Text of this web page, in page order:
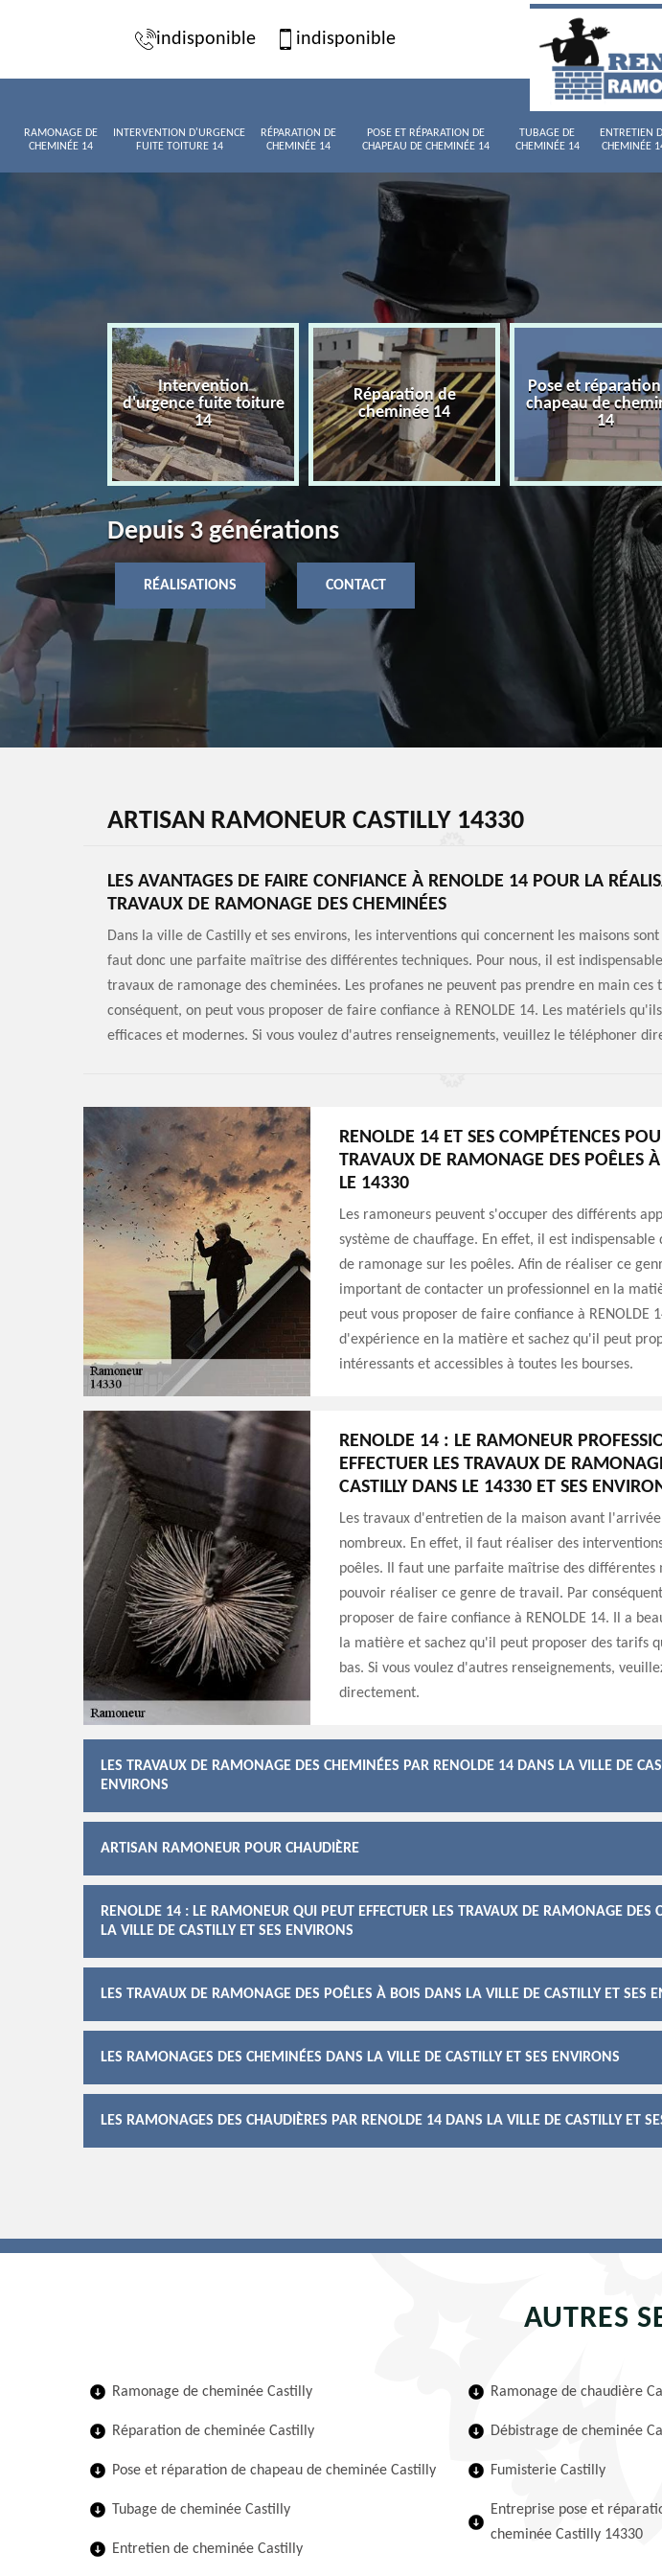
indisponible indisponible
RAMONAGE DE
CHEMINÉE 14
INTERVENTION D'URGENCE
FUITE TOITURE 14
RÉPARATION DE
CHEMINÉE 14
POSE ET RÉPARATION DE
CHAPEAU DE CHEMINÉE 14
TUBAGE DE
CHEMINÉE 14
ENTRETIEN
CHEMINÉE
de
Intervention
d'urgence fuite toiture
14
Réparation de
cheminée 14
Pose et
chapeau de
14
Depuis 3 générations
RÉALISATIONS CONTACT
ARTISAN RAMONEUR CASTILLY 14330
LES AVANTAGES DE FAIRE CONFIANCE À RENOLDE 14 POUR LA
TRAVAUX DE RAMONAGE DES CHEMINÉES
Dans la ville de Castilly et ses environs, les interventions qui concernent les maisons sont
faut donc une parfaite maîtrise des différentes techniques. Pour nous, il est
travaux de ramonage des cheminées. Les profanes ne peuvent pas prendre en main ces
conséquent, on peut vous proposer de faire confiance à RENOLDE 14. Les matériels
efficaces et modernes. Si vous voulez d'autres renseignements, veuillez le téléphoner
RENOLDE 14 ET SES COMPÉTENCES
TRAVAUX DE RAMONAGE DES POÊLES À
LE 14330
Les ramoneurs peuvent s'occuper des différents
système de chauffage. En effet, il est
de ramonage sur les poêles. Afin de réaliser ce
important de contacter un professionnel en la
peut vous proposer de faire confiance à RENOLDE
d'expérience en la matière et sachez qu'il peut
intéressants et accessibles à toutes les bourses.
RENOLDE 14 : LE RAMONEUR
EFFECTUER LES TRAVAUX DE
CASTILLY DANS LE 14330 ET SES
Les travaux d'entretien de la maison avant
nombreux. En effet, il faut réaliser des
poêles. Il faut une parfaite maîtrise des différentes
pouvoir réaliser ce genre de travail. Par
proposer de faire confiance à RENOLDE 14. Il a
la matière et sachez qu'il peut proposer des tarifs
bas. Si vous voulez d'autres renseignements,
directement.
LES TRAVAUX DE RAMONAGE DES CHEMINÉES PAR RENOLDE 14 DANS LA VILLE DE
ENVIRONS
ARTISAN RAMONEUR POUR CHAUDIÈRE
RENOLDE 14 : LE RAMONEUR QUI PEUT EFFECTUER LES TRAVAUX DE RAMONAGE DES
LA VILLE DE CASTILLY ET SES ENVIRONS
LES TRAVAUX DE RAMONAGE DES POÊLES À BOIS DANS LA VILLE DE CASTILLY ET SES
LES RAMONAGES DES CHEMINÉES DANS LA VILLE DE CASTILLY ET SES ENVIRONS
LES RAMONAGES DES CHAUDIÈRES PAR RENOLDE 14 DANS LA VILLE DE CASTILLY ET
AUTRES
Ramonage de cheminée Castilly
Réparation de cheminée Castilly
Pose et réparation de chapeau de cheminée Castilly
Tubage de cheminée Castilly
Entretien de cheminée Castilly
Ramonage de chaudière
Débistrage de cheminée
Fumisterie Castilly
Entreprise pose et
cheminée Castilly 14330